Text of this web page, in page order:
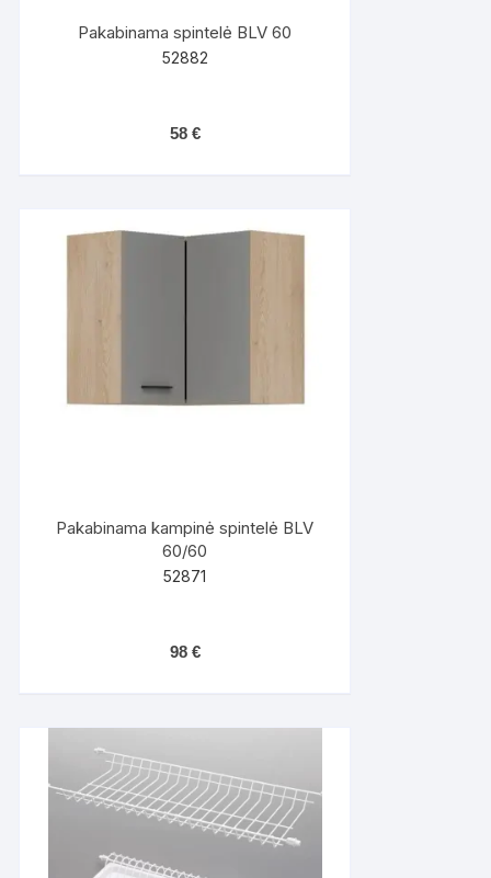
Pakabinama spintelė BLV 60
52882
58 €
Pakabinama kampinė spintelė BLV
60/60
52871
98 €